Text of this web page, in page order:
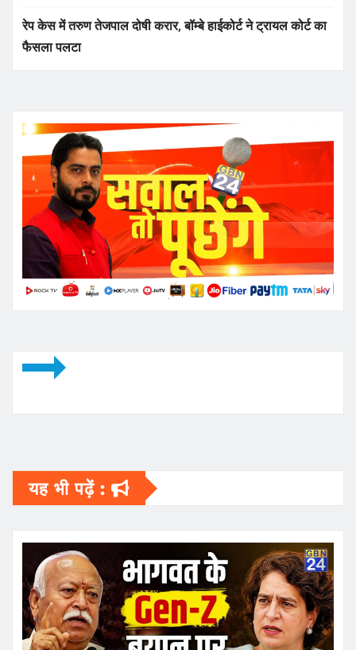
रेप केस में तरुण तेजपाल दोषी करार, बॉम्बे हाईकोर्ट ने ट्रायल कोर्ट का
फैसला पलटा
यह भी पढ़ें :